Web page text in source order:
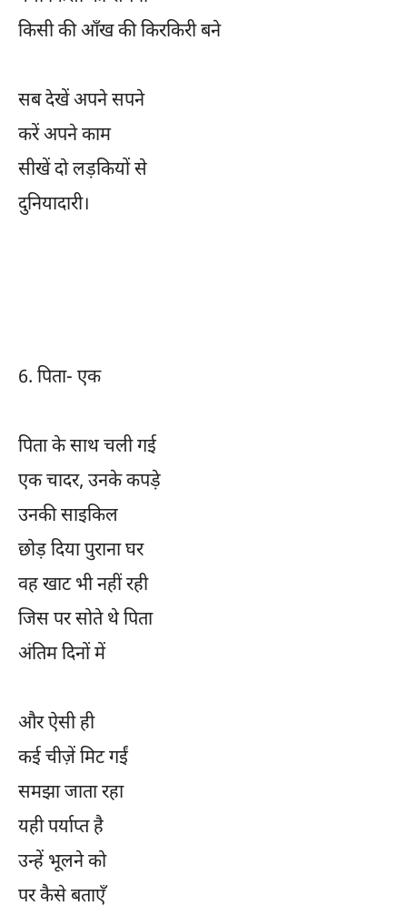
किसी की आँख की किरकिरी बने
सब देखें अपने सपने
करें अपने काम
सीखें दो लड़कियों से
दुनियादारी।
6. पिता- एक
पिता के साथ चली गई
एक चादर, उनके कपड़े
उनकी साइकिल
छोड़ दिया पुराना घर
वह खाट भी नहीं रही
जिस पर सोते थे पिता
अंतिम दिनों में
और ऐसी ही
कई चीज़ें मिट गईं
समझा जाता रहा
यही पर्याप्त है
उन्हें भूलने को
पर कैसे बताएँ